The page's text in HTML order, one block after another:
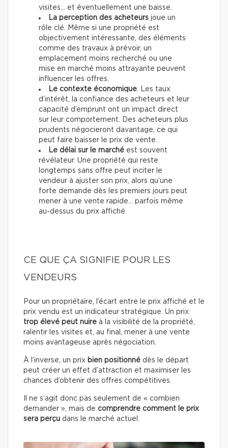
visites… et éventuellement une baisse.
La perception des acheteurs joue un
rôle clé. Même si une propriété est
objectivement intéressante, des éléments
comme des travaux à prévoir, un
emplacement moins recherché ou une
mise en marché moins attrayante peuvent
influencer les offres.
Le contexte économique. Les taux
d’intérêt, la confiance des acheteurs et leur
capacité d’emprunt ont un impact direct
sur leur comportement. Des acheteurs plus
prudents négocieront davantage, ce qui
peut faire baisser le prix de vente.
Le délai sur le marché est souvent
révélateur. Une propriété qui reste
longtemps sans offre peut inciter le
vendeur à ajuster son prix, alors qu’une
forte demande dès les premiers jours peut
mener à une vente rapide… parfois même
au-dessus du prix affiché.
CE QUE ÇA SIGNIFIE POUR LES
VENDEURS
Pour un propriétaire, l’écart entre le prix affiché et le
prix vendu est un indicateur stratégique. Un prix
trop élevé peut nuire à la visibilité de la propriété,
ralentir les visites et, au final, mener à une vente
moins avantageuse après négociation.
À l’inverse, un prix bien positionné dès le départ
peut créer un effet d’attraction et maximiser les
chances d’obtenir des offres compétitives.
Il ne s’agit donc pas seulement de « combien
demander », mais de comprendre comment le prix
sera perçu dans le marché actuel.